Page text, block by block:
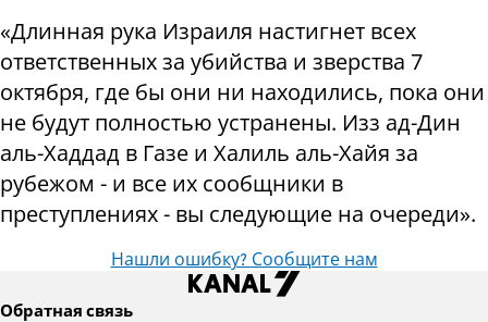
«Длинная рука Израиля настигнет всех
ответственных за убийства и зверства 7
октября, где бы они ни находились, пока они
не будут полностью устранены. Изз ад-Дин
аль-Хаддад в Газе и Халиль аль-Хайя за
рубежом - и все их сообщники в
преступлениях - вы следующие на очереди».
Нашли ошибку? Сообщите нам
Обратная связь